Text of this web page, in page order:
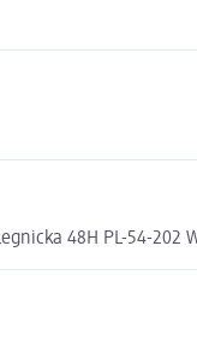
48H PL-54-202